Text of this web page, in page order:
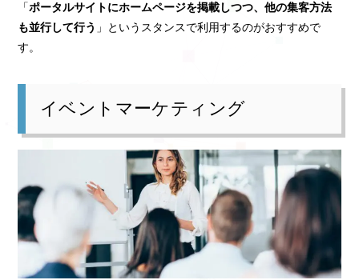
「ポータルサイトにホームページを掲載しつつ、他の集客方法
も並行して行う 」というスタンスで利用するのがおすすめで
す。
イベントマーケティング